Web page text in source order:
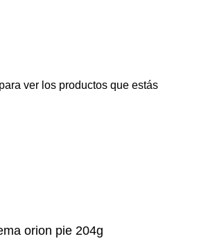
ver los productos que estás
orion pie 204g